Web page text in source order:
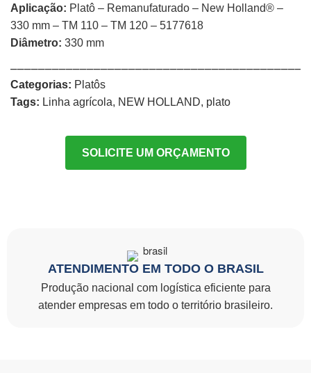
Aplicação: Platô – Remanufaturado – New Holland® –
330 mm – TM 110 – TM 120 – 5177618
Diâmetro: 330 mm
Categorias: Platôs
Tags: Linha agrícola, NEW HOLLAND, plato
SOLICITE UM ORÇAMENTO
ATENDIMENTO EM TODO O BRASIL
Produção nacional com logística eficiente para
atender empresas em todo o território brasileiro.